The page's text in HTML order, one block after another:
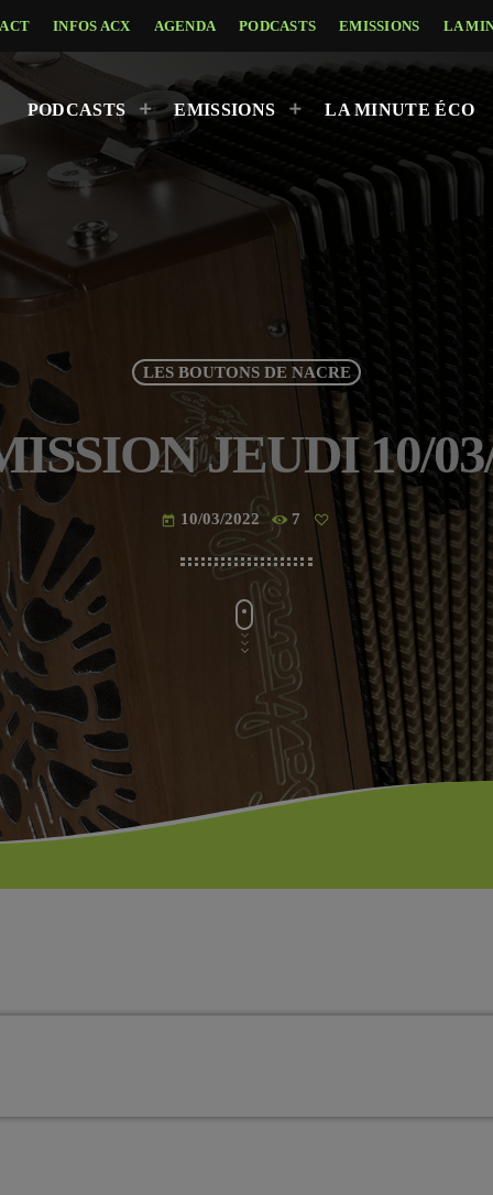
INFOS ACX AGENDA PODCASTS EMISSIONS LA
PODCASTS EMISSIONS LA MINUTE ÉCO
LES BOUTONS DE NACRE
JEUDI 10/
today 10/03/2022 7